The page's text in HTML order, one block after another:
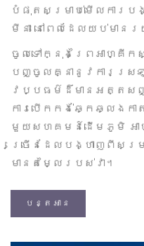
បំផុតសម្រាប់មើលការបង្
មីនា នៅពេលដែលយប់មាន
ចូលទៅក្នុងព្រៃអាហ្គីក
បញ្ចូលគ្នានូវការស្រ
វប្បធម៌ដ៏មានអត្តសញ្
ការបើកកង់ឆ្កែឆ្លងក
មួយសហគមន៍ដើមភូមិ អ
ច្រើនដែលបង្ហាញពីស
មានតម្លៃរបស់វា។
បន្តអាន